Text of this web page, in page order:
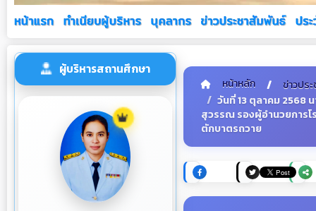
ผู้บริหารสถานศึกษา
หน้าหลัก
ข่าวปร
วันที่ 13 ตุลาคม 2568
สุวรรณ รองผู้อำนวยการโ
ตักบาตรถวาย